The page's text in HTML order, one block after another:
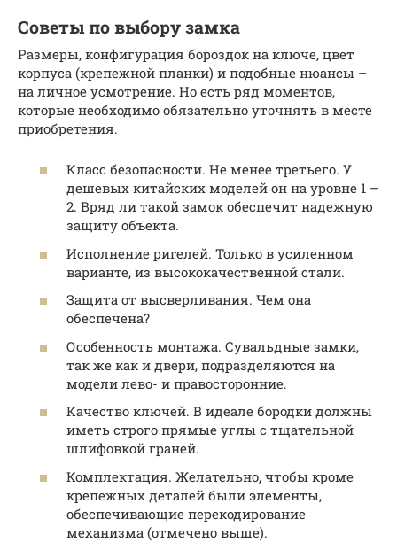
Советы по выбору замка
Размеры, конфигурация бороздок на ключе, цвет
корпуса (крепежной планки) и подобные нюансы –
на личное усмотрение. Но есть ряд моментов,
которые необходимо обязательно уточнять в месте
приобретения.
Класс безопасности. Не менее третьего. У
дешевых китайских моделей он на уровне 1 –
2. Вряд ли такой замок обеспечит надежную
защиту объекта.
Исполнение ригелей. Только в усиленном
варианте, из высококачественной стали.
Защита от высверливания. Чем она
обеспечена?
Особенность монтажа. Сувальдные замки,
так же как и двери, подразделяются на
модели лево- и правосторонние.
Качество ключей. В идеале бородки должны
иметь строго прямые углы с тщательной
шлифовкой граней.
Комплектация. Желательно, чтобы кроме
крепежных деталей были элементы,
обеспечивающие перекодирование
механизма (отмечено выше).